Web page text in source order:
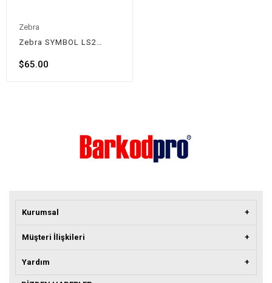
Zebra
Zebra SYMBOL LS2208-U Lazer Kablolu Barkod Okuyucu(1D)
$65.00
Kurumsal
Müşteri İlişkileri
Yardım